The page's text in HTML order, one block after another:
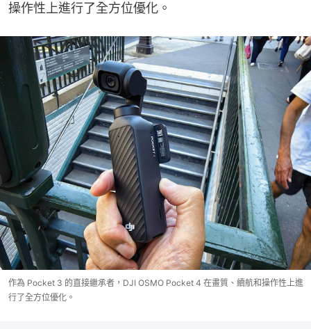
操作性上進行了全方位優化。
作為 Pocket 3 的直接繼承者，DJI OSMO Pocket 4 在畫質、續航和操作性上進
行了全方位優化。